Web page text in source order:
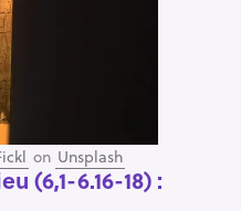
on Unsplash
(6,1-6.16-18) :